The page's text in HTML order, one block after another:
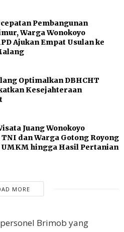
Pembangunan
Warga Wonokoyo
Ajukan Empat Usulan ke
Optimalkan DBHCHT
Kesejahteraan
Juang Wonokoyo
dan Warga Gotong Royong
UMKM hingga Hasil Pertanian
MORE
Brimob yang